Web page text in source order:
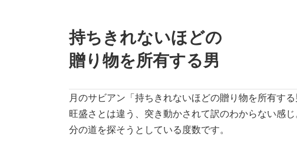
持ちきれないほどの
贈り物を所有する男
月のサビアン「持ちきれないほどの贈り物を所有す
旺盛さとは違う、突き動かされて訳のわからない感
分の道を探そうとしている度数です。